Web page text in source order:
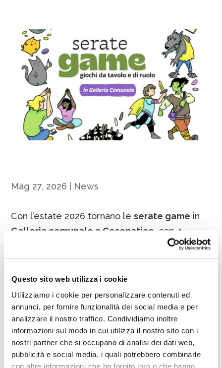
Questo sito web utilizza i cookie
Utilizziamo i cookie per personalizzare contenuti ed
annunci, per fornire funzionalità dei social media e per
analizzare il nostro traffico. Condividiamo inoltre
informazioni sul modo in cui utilizza il nostro sito con i
nostri partner che si occupano di analisi dei dati web,
pubblicità e social media, i quali potrebbero combinarle
con altre informazioni che ha fornito loro o che hanno
Mag 27, 2026 News
Con l’estate 2026 tornano leserate game in
Galleria comunale a Cesenatico , con 4
ore 21.00:
🔹venerdì 10 luglio
🔹venerdì 28 agosto
🔹venerdì 11 settembre
L’associazione AmarBoard Romagna gestirà i
tavoli per igiochi da tavolo, con